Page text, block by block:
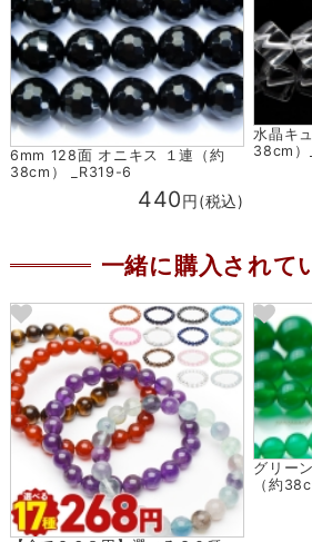
6mm 128面 オニキス １連（約
38cm） _R319-6
440円(税込)
水晶キ
38cm）
一緒に購入されて
グリー
（約